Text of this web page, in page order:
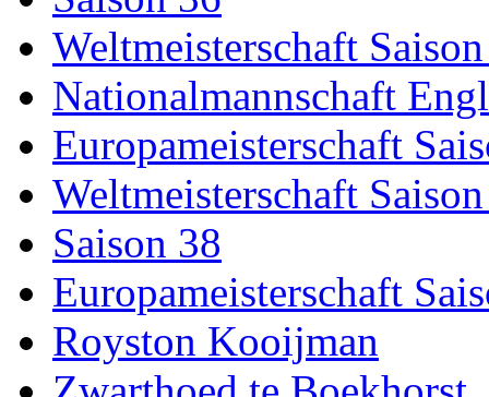
Weltmeisterschaft
Nationalmannschaft
Europameisterschaft
Weltmeisterschaft
Saison 38
Europameisterschaft
Royston Kooijman